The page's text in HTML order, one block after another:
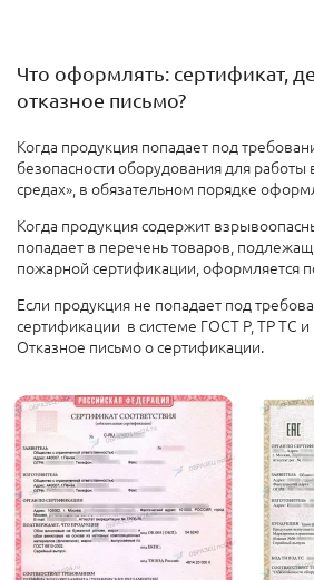
Что оформлять: сертификат,
отказное письмо?
Когда продукция попадает под
безопасности оборудования для
средах», в обязательном порядке
Когда продукция содержит
попадает в перечень товаров,
пожарной сертификации, оформляется
Если продукция не попадает под
сертификации в системе ГОСТ Р, ТР ТС
Отказное письмо о сертификации.